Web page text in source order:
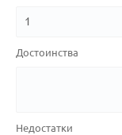
Достоинства
Недостатки